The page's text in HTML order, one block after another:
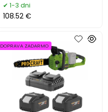
1-3 dni
108.52 €
DOPRAVA ZADARMO